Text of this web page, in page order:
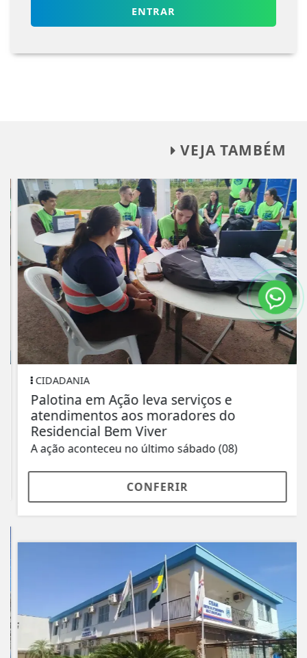
ENTRAR
VEJA TAMBÉM
CIDADANIA
Palotina em Ação leva serviços e
atendimentos aos moradores do
Residencial Bem Viver
A ação aconteceu no último sábado (08)
CONFERIR